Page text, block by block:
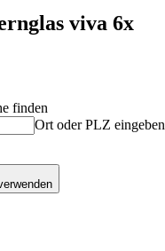
viva 6x
finden
Ort oder PLZ eingeben